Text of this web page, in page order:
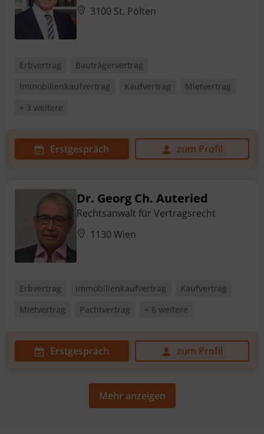
3100 St. Pölten
Erbvertrag
Bauträgervertrag
Immobilienkaufvertrag
Kaufvertrag
Mietvertrag
+ 3 weitere
Erstgespräch zum Profil
Dr. Georg Ch. Auteried
Rechtsanwalt für Vertragsrecht
1130 Wien
Erbvertrag Immobilienkaufvertrag
Kaufvertrag
Mietvertrag
Pachtvertrag + 6 weitere
Erstgespräch zum Profil
Mehr anzeigen